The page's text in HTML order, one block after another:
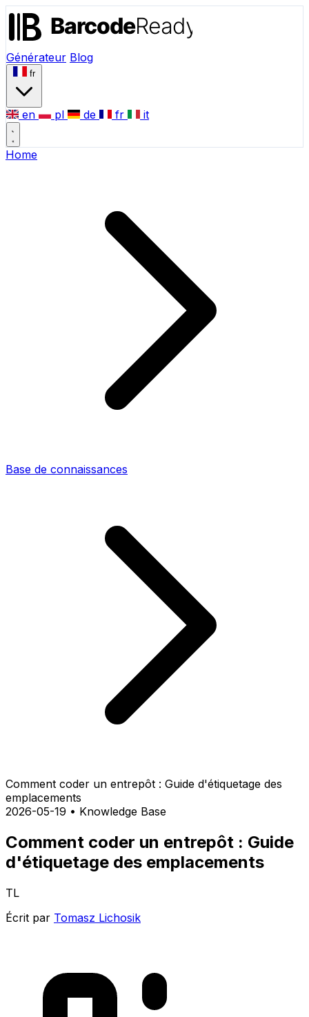
Générateur Blog
fr
en pl de fr it
Home
Base de connaissances
Comment coder un entrepôt : Guide d'étiquetage des
emplacements
2026-05-19 • Knowledge Base
Comment coder un entrepôt : Guide
d'étiquetage des emplacements
TL
Écrit par Tomasz Lichosik